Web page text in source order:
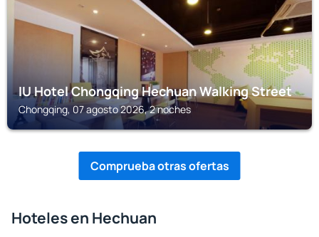
IU Hotel Chongqing Hechuan Walking Street
Chongqing, 07 agosto 2026, 2 noches
Comprueba otras ofertas
Hoteles en Hechuan